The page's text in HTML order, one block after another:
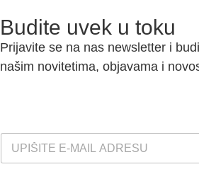
Budite uvek u toku
Prijavite se na nas newsletter i
našim novitetima, objavama i
M